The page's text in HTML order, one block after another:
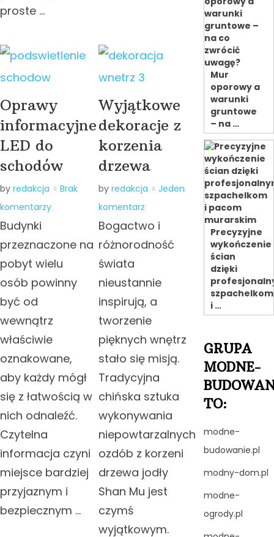
proste …
Oprawy
informacyjne
LED do
schodów
by redakcja
Brak
komentarzy
Budynki
przeznaczone na
pobyt wielu
osób powinny
być od
wewnątrz
właściwie
oznakowane,
aby każdy mógł
się z łatwością w
nich odnaleźć.
Czytelna
informacja czyni
miejsce bardziej
przyjaznym i
bezpiecznym …
Wyjątkowe
dekoracje z
korzenia
drzewa
by redakcja
Jeden
komentarz
Bogactwo i
różnorodność
świata
nieustannie
inspirują, a
tworzenie
pięknych wnętrz
stało się misją.
Tradycyjna
chińska sztuka
wykonywania
niepowtarzalnych
ozdób z korzeni
drzewa jodły
Shan Mu jest
czymś
wyjątkowym.
Mur
oporowy a
warunki
gruntowe
– na …
Precyzyjne
wykończenie
ścian
dzięki
szpachelkom
i …
GRUPA
MODNE-
TO:
modne-
budowanie.pl
modny-dom.pl
modne-
ogrody.pl